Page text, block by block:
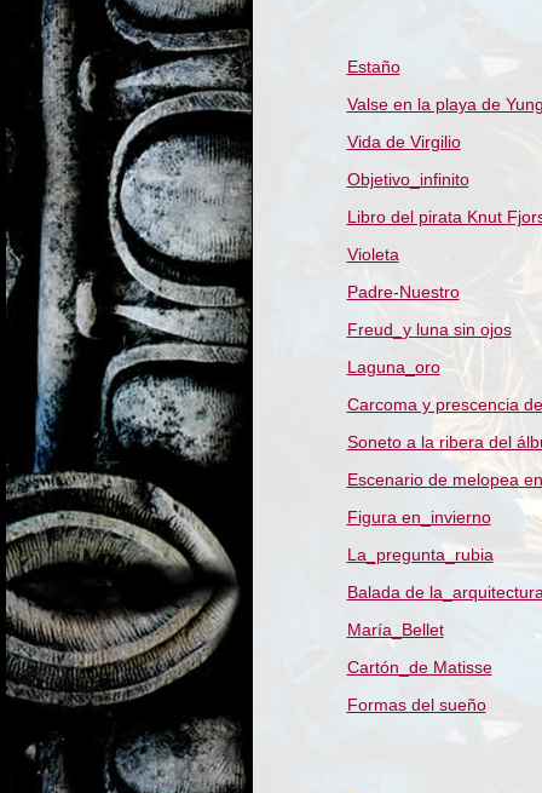
Estaño
Valse en la playa de
Vida de Virgilio
Objetivo_infinito
Libro del pirata Knut
Violeta
Padre-Nuestro
Freud_y luna sin ojos
Laguna_oro
Carcoma y prescencia
Soneto a la ribera del
Escenario de melopea
Figura en_invierno
La_pregunta_rubia
Balada de
María_Bellet
Cartón_de Matisse
Formas del sueño